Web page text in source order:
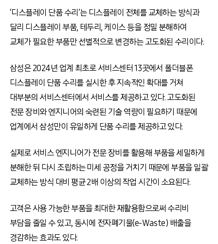
‘디스플레이 단품 수리’는 디스플레이 전체를 교체하는 방식과
달리 디스플레이 부품, 테두리, 케이스 등을 정밀 분해하여
교체가 필요한 부품만 선별적으로 변경하는 고도화된 수리이다.
삼성은 2024년 업계 최초로 서비스센터 13곳에서 폴더블폰
디스플레이 단품 수리를 실시한 후 지속적인 확대를 거쳐
대부분의 서비스센터에서 서비스를 제공하고 있다. 고도화된
전문 장비와 엔지니어의 숙련된 기술 역량이 필요하기 때문에
업계에서 삼성만이 유일하게 단품 수리를 제공하고 있다.
실제로 서비스 엔지니어가 전문 장비를 활용해 부품을 세밀하게
분해한 뒤 다시 조립하는 미세 공정을 거치기 때문에 부품을 일괄
교체하는 방식 대비 평균 2배 이상의 작업 시간이 소요된다.
고객은 사용 가능한 부품을 최대한 재활용함으로써 수리비
부담을 줄일 수 있고, 동시에 전자폐기물(e-Waste) 배출을
경감하는 효과도 있다.